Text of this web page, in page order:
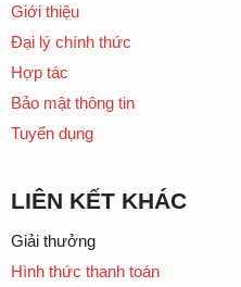
Giới thiệu
Đại lý chính thức
Hợp tác
Bảo mật thông tin
Tuyển dụng
LIÊN KẾT KHÁC
Giải thưởng
Hình thức thanh toán